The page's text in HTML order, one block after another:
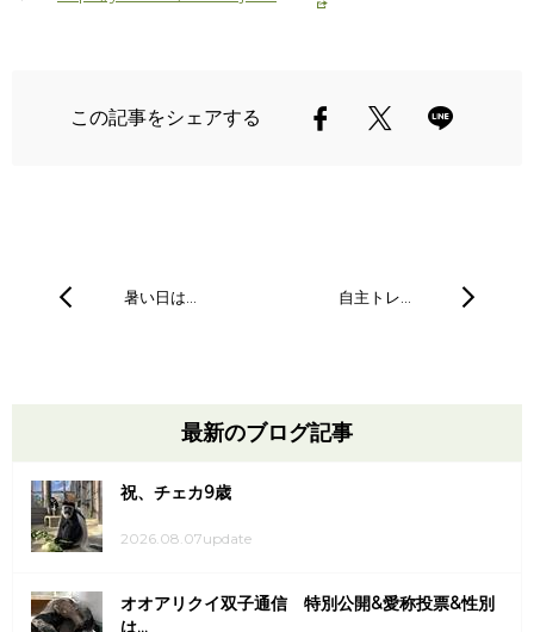
この記事をシェアする
暑い日は… 自主トレ…
最新のブログ記事
祝、チェカ9歳
2026.08.07update
オオアリクイ双子通信 特別公開&愛称投票&性別
は...